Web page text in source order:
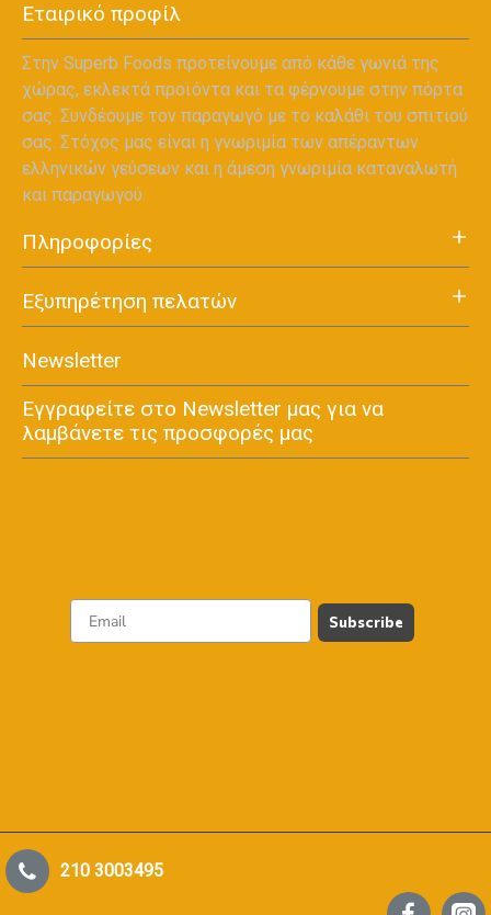
Εταιρικό προφίλ
Στην Superb Foods προτείνουμε από κάθε γωνιά της
χώρας, εκλεκτά προϊόντα και τα φέρνουμε στην πόρτα
σας. Συνδέουμε τον παραγωγό με το καλάθι του σπιτιού
σας. Στόχος μας είναι η γνωριμία των απέραντων
ελληνικών γεύσεων και η άμεση γνωριμία καταναλωτή
και παραγωγού.
Πληροφορίες
Εξυπηρέτηση πελατών
Newsletter
Εγγραφείτε στο Newsletter μας για να
λαμβάνετε τις προσφορές μας
Subscribe
210 3003495